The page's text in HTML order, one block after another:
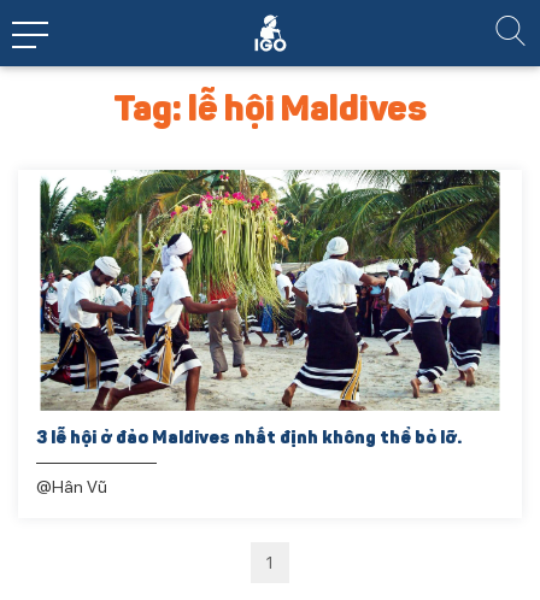
Tag: lễ hội Maldives
3 lễ hội ở đảo Maldives nhất định không thể bỏ lỡ.
@Hân Vũ
1